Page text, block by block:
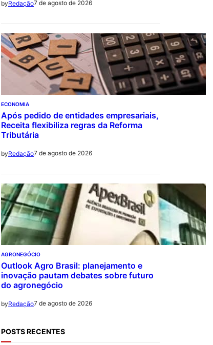
byRedação7 de agosto de 2026
ECONOMIA
Após pedido de entidades empresariais,
Receita flexibiliza regras da Reforma
Tributária
byRedação7 de agosto de 2026
AGRONEGÓCIO
Outlook Agro Brasil: planejamento e
inovação pautam debates sobre futuro
do agronegócio
byRedação7 de agosto de 2026
POSTS RECENTES